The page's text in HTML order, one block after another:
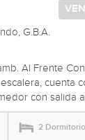
G.B.A.
Al Frente
cuenta
con salida
2